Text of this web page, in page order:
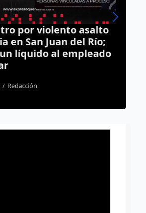
Van contra los “gandallas”
se estacionan en lugar de
discapacitados en plazas;
presentan iniciativa en